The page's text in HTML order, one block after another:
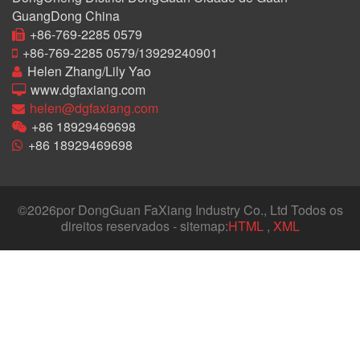
GuangDong China
+86-769-2285 0579
+86-769-2285 0579/13929240901
Helen Zhang/Lily Yao
www.dgfaxiang.com
helen@dgfaxiang.com
+86 18929469698
+86 18929469698
©2026por DongGuan FaXiang Industry Co., Ltd Todos os
direitos reservados - sitemap:HTML, XML